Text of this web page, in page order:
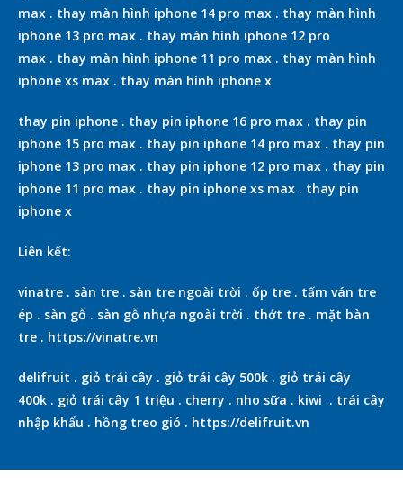
max . thay màn hình iphone 14 pro max . thay màn hình
iphone 13 pro max . thay màn hình iphone 12 pro
max . thay màn hình iphone 11 pro max . thay màn hình
iphone xs max . thay màn hình iphone x
thay pin iphone . thay pin iphone 16 pro max . thay pin
iphone 15 pro max . thay pin iphone 14 pro max . thay pin
iphone 13 pro max . thay pin iphone 12 pro max . thay pin
iphone 11 pro max . thay pin iphone xs max . thay pin
iphone x
Liên kết:
vinatre . sàn tre . sàn tre ngoài trời . ốp tre . tấm ván tre
ép . sàn gỗ . sàn gỗ nhựa ngoài trời . thớt tre . mặt bàn
tre . https://vinatre.vn
delifruit . giỏ trái cây . giỏ trái cây 500k . giỏ trái cây
400k . giỏ trái cây 1 triệu . cherry . nho sữa . kiwi . trái cây
nhập khẩu . hồng treo gió . https://delifruit.vn